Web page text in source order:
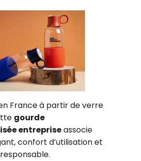
France à partir de verre
gourde
entrepriseassocie
confort d’utilisation et